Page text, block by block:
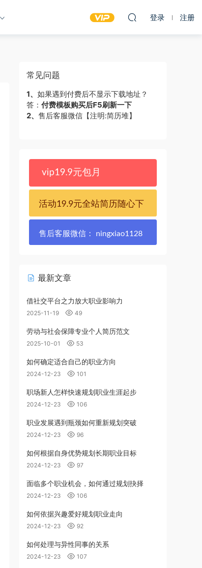
登录 注册
常见问题
1、 如果遇到付费后不显示下载地址？
答： 付费模板购买后F5刷新一下
2、 售后客服微信【注明:简历堆】
vip19.9元包月
活动19.9元全站简历随心下
售后客服微信： ningxiao1128
最新文章
借社交平台之力放大职业影响力
2025-11-19 49
劳动与社会保障专业个人简历范文
2025-10-01 53
如何确定适合自己的职业方向
2024-12-23 101
职场新人怎样快速规划职业生涯起步
2024-12-23 106
职业发展遇到瓶颈如何重新规划突破
2024-12-23 96
如何根据自身优势规划长期职业目标
2024-12-23 97
面临多个职业机会，如何通过规划抉择
2024-12-23 106
如何依据兴趣爱好规划职业走向
2024-12-23 92
如何处理与异性同事的关系
2024-12-23 107